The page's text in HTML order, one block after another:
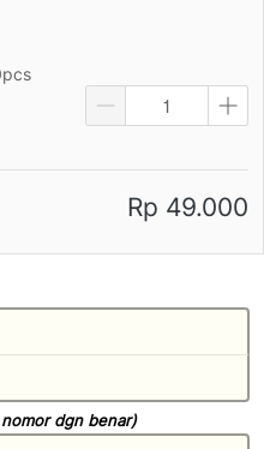
dgn benar)
Rp 49.000